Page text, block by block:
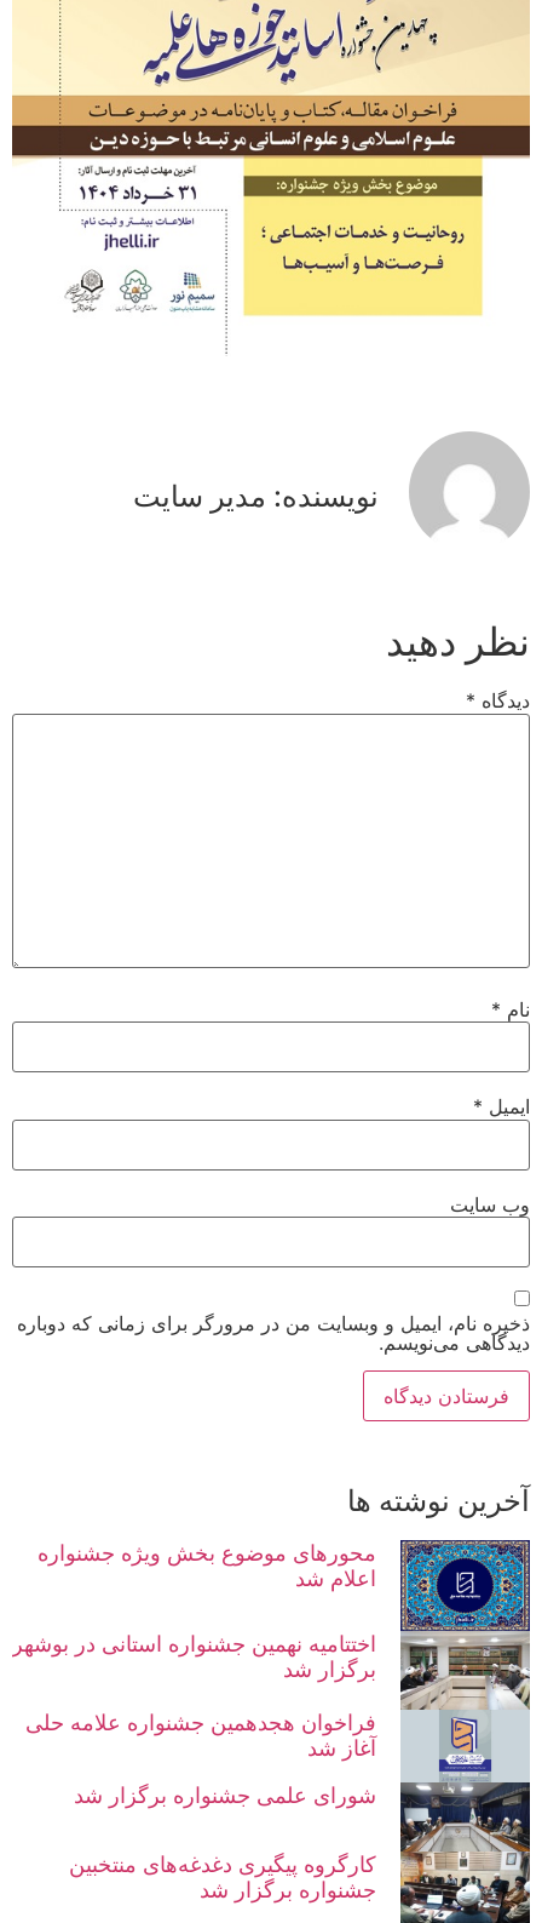
نویسنده: مدیر سایت
نظر دهید
دیدگاه*
نام*
ایمیل*
وب‌ سایت
ذخیره نام، ایمیل و وبسایت من در مرورگر برای زمانی که دوباره
دیدگاهی می‌نویسم.
آخرین نوشته ها
محورهای موضوع بخش ویژه جشنواره
اعلام شد
اختتامیه نهمین جشنواره استانی در بوشهر
برگزار شد
فراخوان هجدهمین جشنواره علامه حلی
آغاز شد
شورای علمی جشنواره برگزار شد
کارگروه پیگیری دغدغه‌های منتخبین
جشنواره برگزار شد